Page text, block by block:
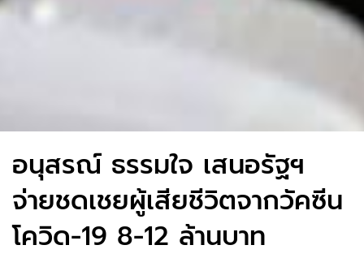
อนุสรณ์ ธรรมใจ เสนอรัฐฯ
จ่ายชดเชยผู้เสียชีวิตจากวัคซีน
โควิด-19 8-12 ล้านบาท